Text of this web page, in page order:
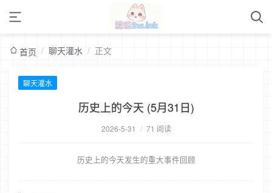
首页 / 聊天灌水 / 正文
聊天灌水
历史上的今天 (5月31日)
2026-5-31 / 71 阅读
历史上的今天发生的重大事件回顾